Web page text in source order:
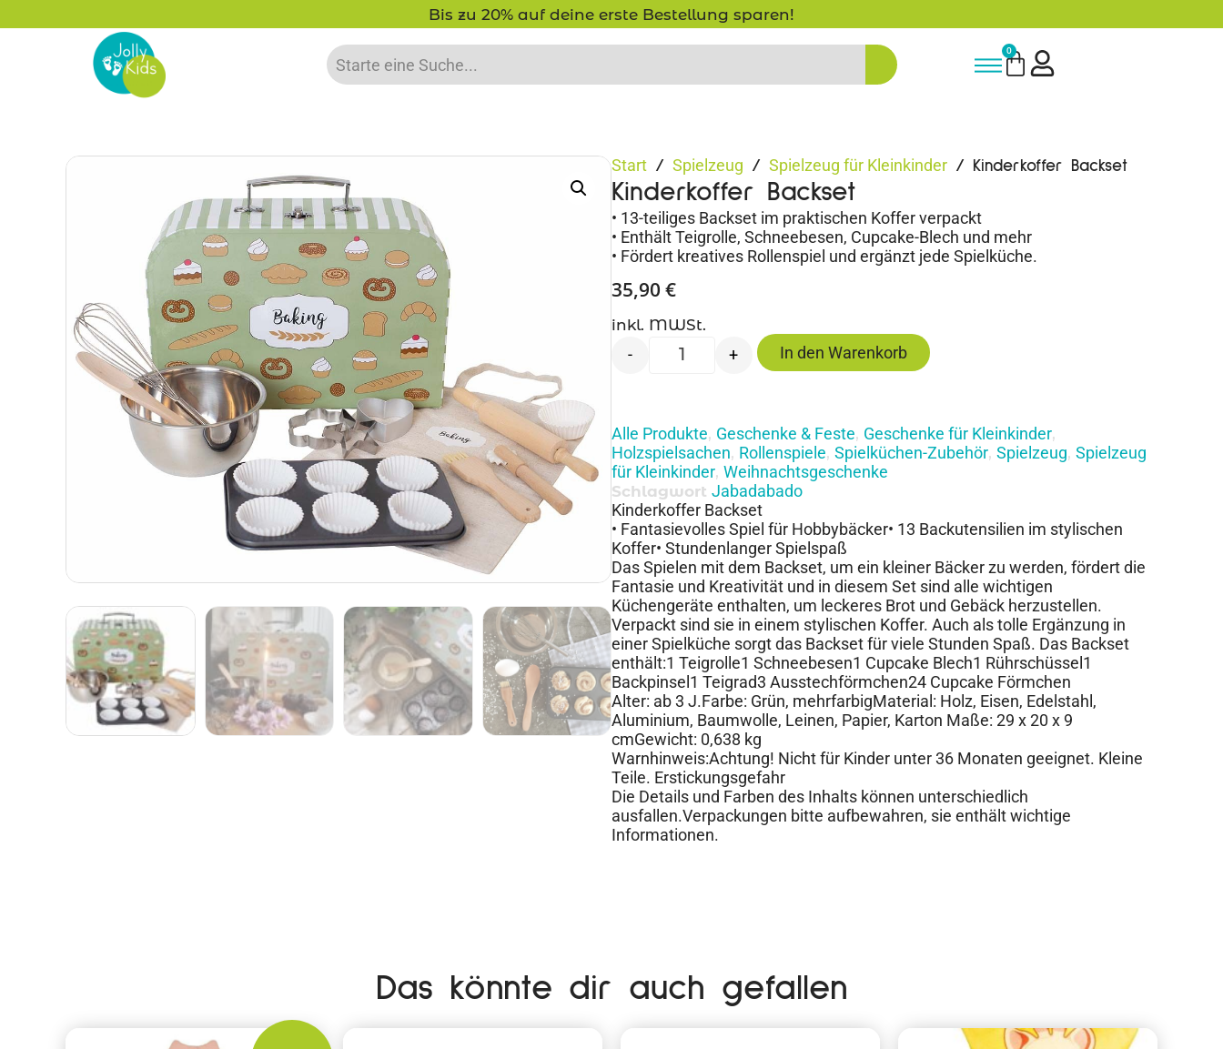
Bis zu 20% auf deine erste Bestellung sparen! -15% Neukunden-Rabatt - NEUKUNDE15
0
Start / Spielzeug / Spielzeug für Kleinkinder / Kinderkoffer Backset
Kinderkoffer Backset
• 13-teiliges Backset im praktischen Koffer verpackt
• Enthält Teigrolle, Schneebesen, Cupcake-Blech und mehr
• Fördert kreatives Rollenspiel und ergänzt jede Spielküche.
35,90 €
inkl. MWSt.
- + In den Warenkorb
Alle Produkte, Geschenke & Feste, Geschenke für Kleinkinder,
Holzspielsachen, Rollenspiele, Spielküchen-Zubehör, Spielzeug, Spielzeug
für Kleinkinder, Weihnachtsgeschenke
Schlagwort Jabadabado
Kinderkoffer Backset
• Fantasievolles Spiel für Hobbybäcker• 13 Backutensilien im stylischen
Koffer• Stundenlanger Spielspaß
Das Spielen mit dem Backset, um ein kleiner Bäcker zu werden, fördert die
Fantasie und Kreativität und in diesem Set sind alle wichtigen
Küchengeräte enthalten, um leckeres Brot und Gebäck herzustellen.
Verpackt sind sie in einem stylischen Koffer. Auch als tolle Ergänzung in
einer Spielküche sorgt das Backset für viele Stunden Spaß. Das Backset
enthält:1 Teigrolle1 Schneebesen1 Cupcake Blech1 Rührschüssel1
Backpinsel1 Teigrad3 Ausstechförmchen24 Cupcake Förmchen
Alter: ab 3 J.Farbe: Grün, mehrfarbigMaterial: Holz, Eisen, Edelstahl,
Aluminium, Baumwolle, Leinen, Papier, Karton Maße: 29 x 20 x 9
cmGewicht: 0,638 kg
Warnhinweis:Achtung! Nicht für Kinder unter 36 Monaten geeignet. Kleine
Teile. Erstickungsgefahr
Die Details und Farben des Inhalts können unterschiedlich
ausfallen.Verpackungen bitte aufbewahren, sie enthält wichtige
Informationen.
Das könnte dir auch gefallen